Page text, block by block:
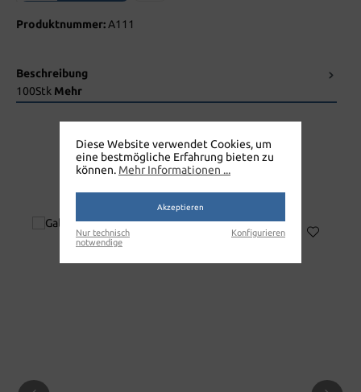
Produktnummer:A111
Beschreibung
100Stk Mehr
EINWEGSCHÜRZE
Diese Website verwendet Cookies, um
eine bestmögliche Erfahrung bieten zu
können. Mehr Informationen ...
Akzeptieren
Nur technisch
notwendige
Konfigurieren